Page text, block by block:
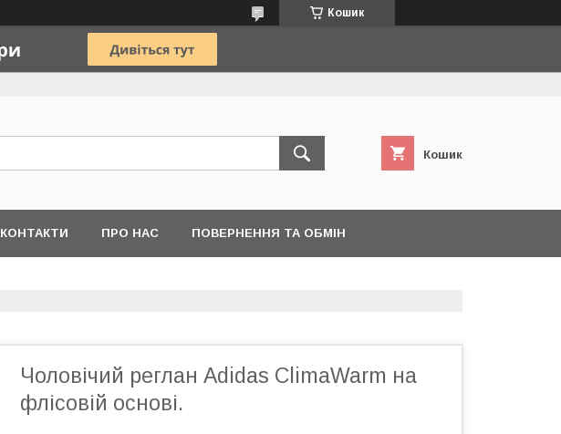
Кошик
Кошик
КОНТАКТИ ПРО НАС ПОВЕРНЕННЯ ТА ОБМІН
Чоловічий реглан Adidas ClimaWarm на
флісовій основі.